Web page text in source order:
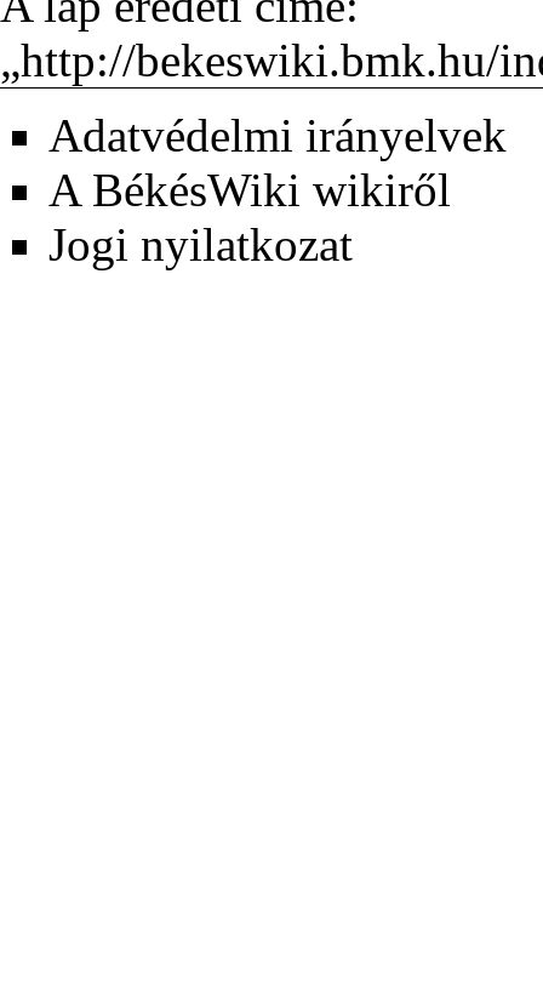
„http://bekeswiki.bmk.hu/
Adatvédelmi irányelvek
A BékésWiki wikiről
Jogi nyilatkozat